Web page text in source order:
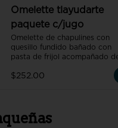
un café americano 300 ml
orgánico de pluma hidalgo,
oaxaca, un pan dulce mini y un
bolillo mini.
Omelette tlayudarte
paquete c/jugo
Omelette de chapulines con
quesillo fundido bañado con
pasta de frijol acompañado
frijoles refritos preparados
hoja de aguacate, un vaso de
oaxaca, un pan dulce mini y un
bolillo mini.
$252.00